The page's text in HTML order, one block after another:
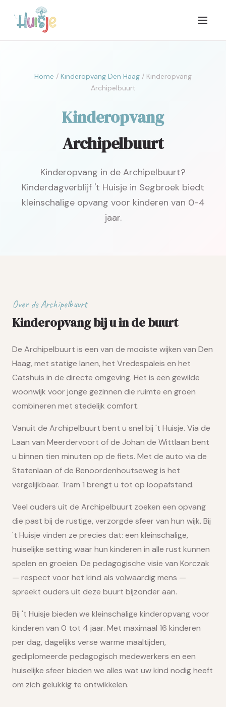
Home / Kinderopvang Den Haag / Kinderopvang
Archipelbuurt
Kinderopvang
Archipelbuurt
Kinderopvang in de Archipelbuurt?
Kinderdagverblijf 't Huisje in Segbroek biedt
kleinschalige opvang voor kinderen van 0-4
jaar.
Over de Archipelbuurt
Kinderopvang bij u in de buurt
De Archipelbuurt is een van de mooiste wijken van Den
Haag, met statige lanen, het Vredespaleis en het
Catshuis in de directe omgeving. Het is een gewilde
woonwijk voor jonge gezinnen die ruimte en groen
combineren met stedelijk comfort.
Vanuit de Archipelbuurt bent u snel bij 't Huisje. Via de
Laan van Meerdervoort of de Johan de Wittlaan bent
u binnen tien minuten op de fiets. Met de auto via de
Statenlaan of de Benoordenhoutseweg is het
vergelijkbaar. Tram 1 brengt u tot op loopafstand.
Veel ouders uit de Archipelbuurt zoeken een opvang
die past bij de rustige, verzorgde sfeer van hun wijk. Bij
't Huisje vinden ze precies dat: een kleinschalige,
huiselijke setting waar hun kinderen in alle rust kunnen
spelen en groeien. De pedagogische visie van Korczak
— respect voor het kind als volwaardig mens —
spreekt ouders uit deze buurt bijzonder aan.
Bij 't Huisje bieden we kleinschalige kinderopvang voor
kinderen van 0 tot 4 jaar. Met maximaal 16 kinderen
per dag, dagelijks verse warme maaltijden,
gediplomeerde pedagogisch medewerkers en een
huiselijke sfeer bieden we alles wat uw kind nodig heeft
om zich gelukkig te ontwikkelen.